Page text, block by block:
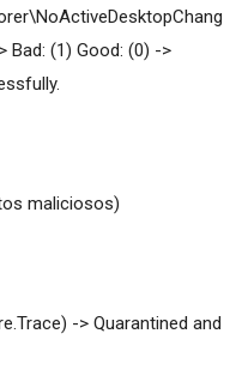
Bad: (1) Good: (0) ->
maliciosos)
-> Quarantined and